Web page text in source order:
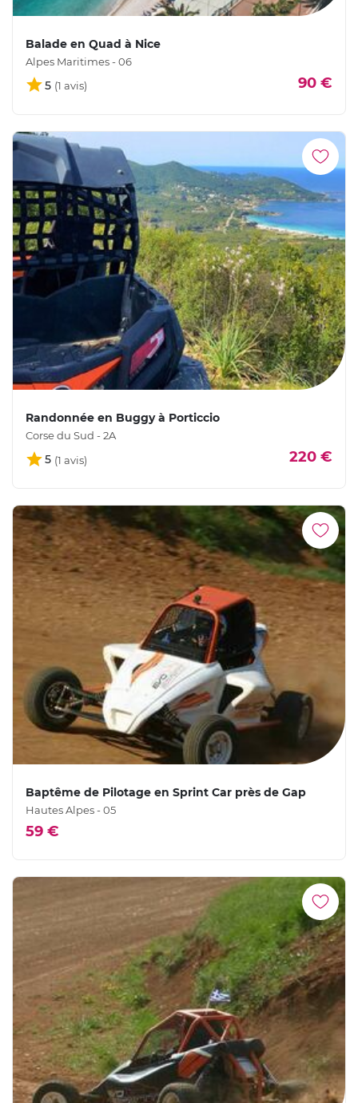
Balade en Quad à Nice
Alpes Maritimes - 06
5 90 €
Randonnée en Buggy à Porticcio
Corse du Sud - 2A
5 220 €
Baptême de Pilotage en Sprint Car près de Gap
Hautes Alpes - 05
59 €